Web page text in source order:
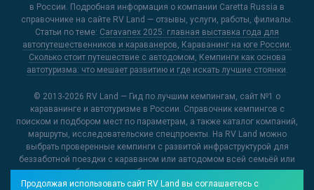
в России. Подробная информация о компании Caretta Russia в
справочнике на сайте RV Land — отзывы, услуги, работы, филиалы.
Статьи по теме: Caravanex 2025: главная выставка года для
автопутешественников и караванеров, Караванинг на юге России.
Сколько стоит путешествие с автодомом, Кемпинги как основа
автотуризма: что мешает развитию и где искать лучшие стоянки.
© 2013-2026 RV Land — Гид по лучшим кемпингам, сайт №1 о
караванинге и автотуризме в России. Справочник кемпингов с
поиском и подбором мест по параметрам, а также каталог компаний,
маршруты, исследовательские спецпроекты. На RV Land можно
выбрать проверенные кемпинги с развитой инфраструктурой для
беззаботной поездки с караваном или автодомом всей семьёй или
открыть для себя новые и необычные места, куда можно отправиться
на отдых.
Продолжая использовать сайт RV Land вы соглашаетесь с